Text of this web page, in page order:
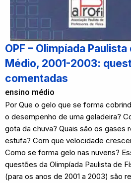
OPF – Olimpíada
Médio, 2001-2003:
comentadas
ensino médio
Por Que o gelo que se forma
o desempenho de uma geladeira?
gota da chuva? Quais são os gases
estufa? Com que velocidade
Como se forma gelo nas nuvens?
questões da Olimpíada Paulista de
(para os anos de 2001 a 2003) são